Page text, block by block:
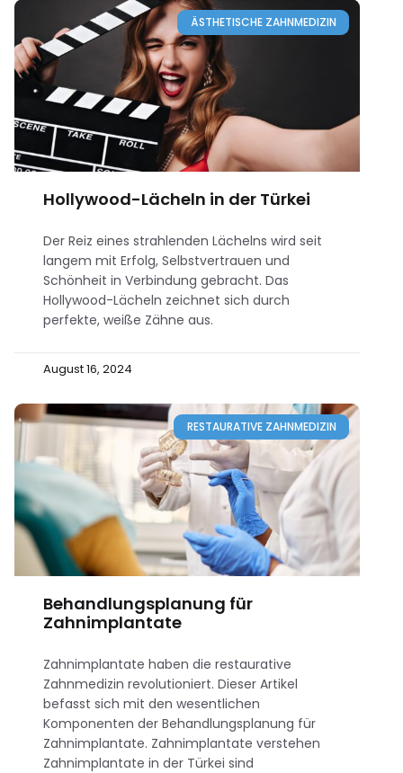
ÄSTHETISCHE ZAHNMEDIZIN
Hollywood-Lächeln in der Türkei
Der Reiz eines strahlenden Lächelns wird seit
langem mit Erfolg, Selbstvertrauen und
Schönheit in Verbindung gebracht. Das
Hollywood-Lächeln zeichnet sich durch
perfekte, weiße Zähne aus.
August 16, 2024
RESTAURATIVE ZAHNMEDIZIN
Behandlungsplanung für
Zahnimplantate
Zahnimplantate haben die restaurative
Zahnmedizin revolutioniert. Dieser Artikel
befasst sich mit den wesentlichen
Komponenten der Behandlungsplanung für
Zahnimplantate. Zahnimplantate verstehen
Zahnimplantate in der Türkei sind